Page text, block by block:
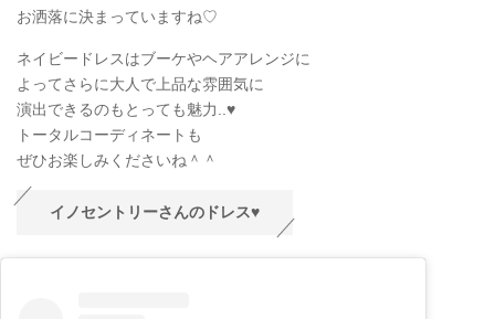
お洒落に決まっていますね♡
ネイビードレスはブーケやヘアアレンジに
よってさらに大人で上品な雰囲気に
演出できるのもとっても魅力..♥
トータルコーディネートも
ぜひお楽しみくださいね＾＾
イノセントリーさんのドレス♥